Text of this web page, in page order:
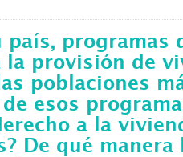
país, programas
la provisión de
poblaciones
esos
a la
De qué